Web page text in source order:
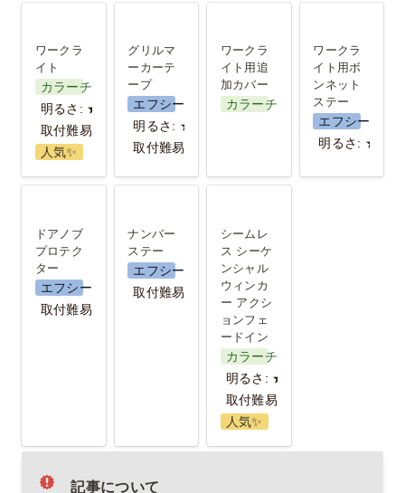
ワークラ
イト
カラーチェンジ
明るさ: ★★
取付難易度: ★★★
人気✨️
グリルマ
ーカーテ
ープ
エフシーエル
明るさ: ★
取付難易度:★★
バー
ワークラ
イト用追
加カバー
カラーチェンジ
ットステー
ワークラ
イト用ボ
ンネット
ステー
エフシーエル
明るさ: ★★
ロテクター
ドアノブ
プロテク
ター
エフシーエル
取付難易度：★
ナンバー
ステー
エフシーエル
取付難易度：★
ャル ウィン
カー アクシ
ョンフェー
ドイン
シームレ
ス シーケ
ンシャル
ウィンカ
ー アクシ
ョンフェ
ードイン
カラーチェンジ
明るさ: ★
取付難易度: ★★★
人気✨️
記事について